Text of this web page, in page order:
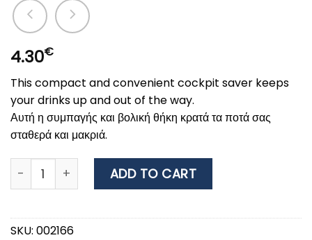
4.30€
This compact and convenient cockpit saver keeps
your drinks up and out of the way.
Αυτή η συμπαγής και βολική θήκη κρατά τα ποτά σας
σταθερά και μακριά.
"Store-All"Store-All Drink Holder , 11x11x10cm - white
ADD TO CART
SKU: 002166